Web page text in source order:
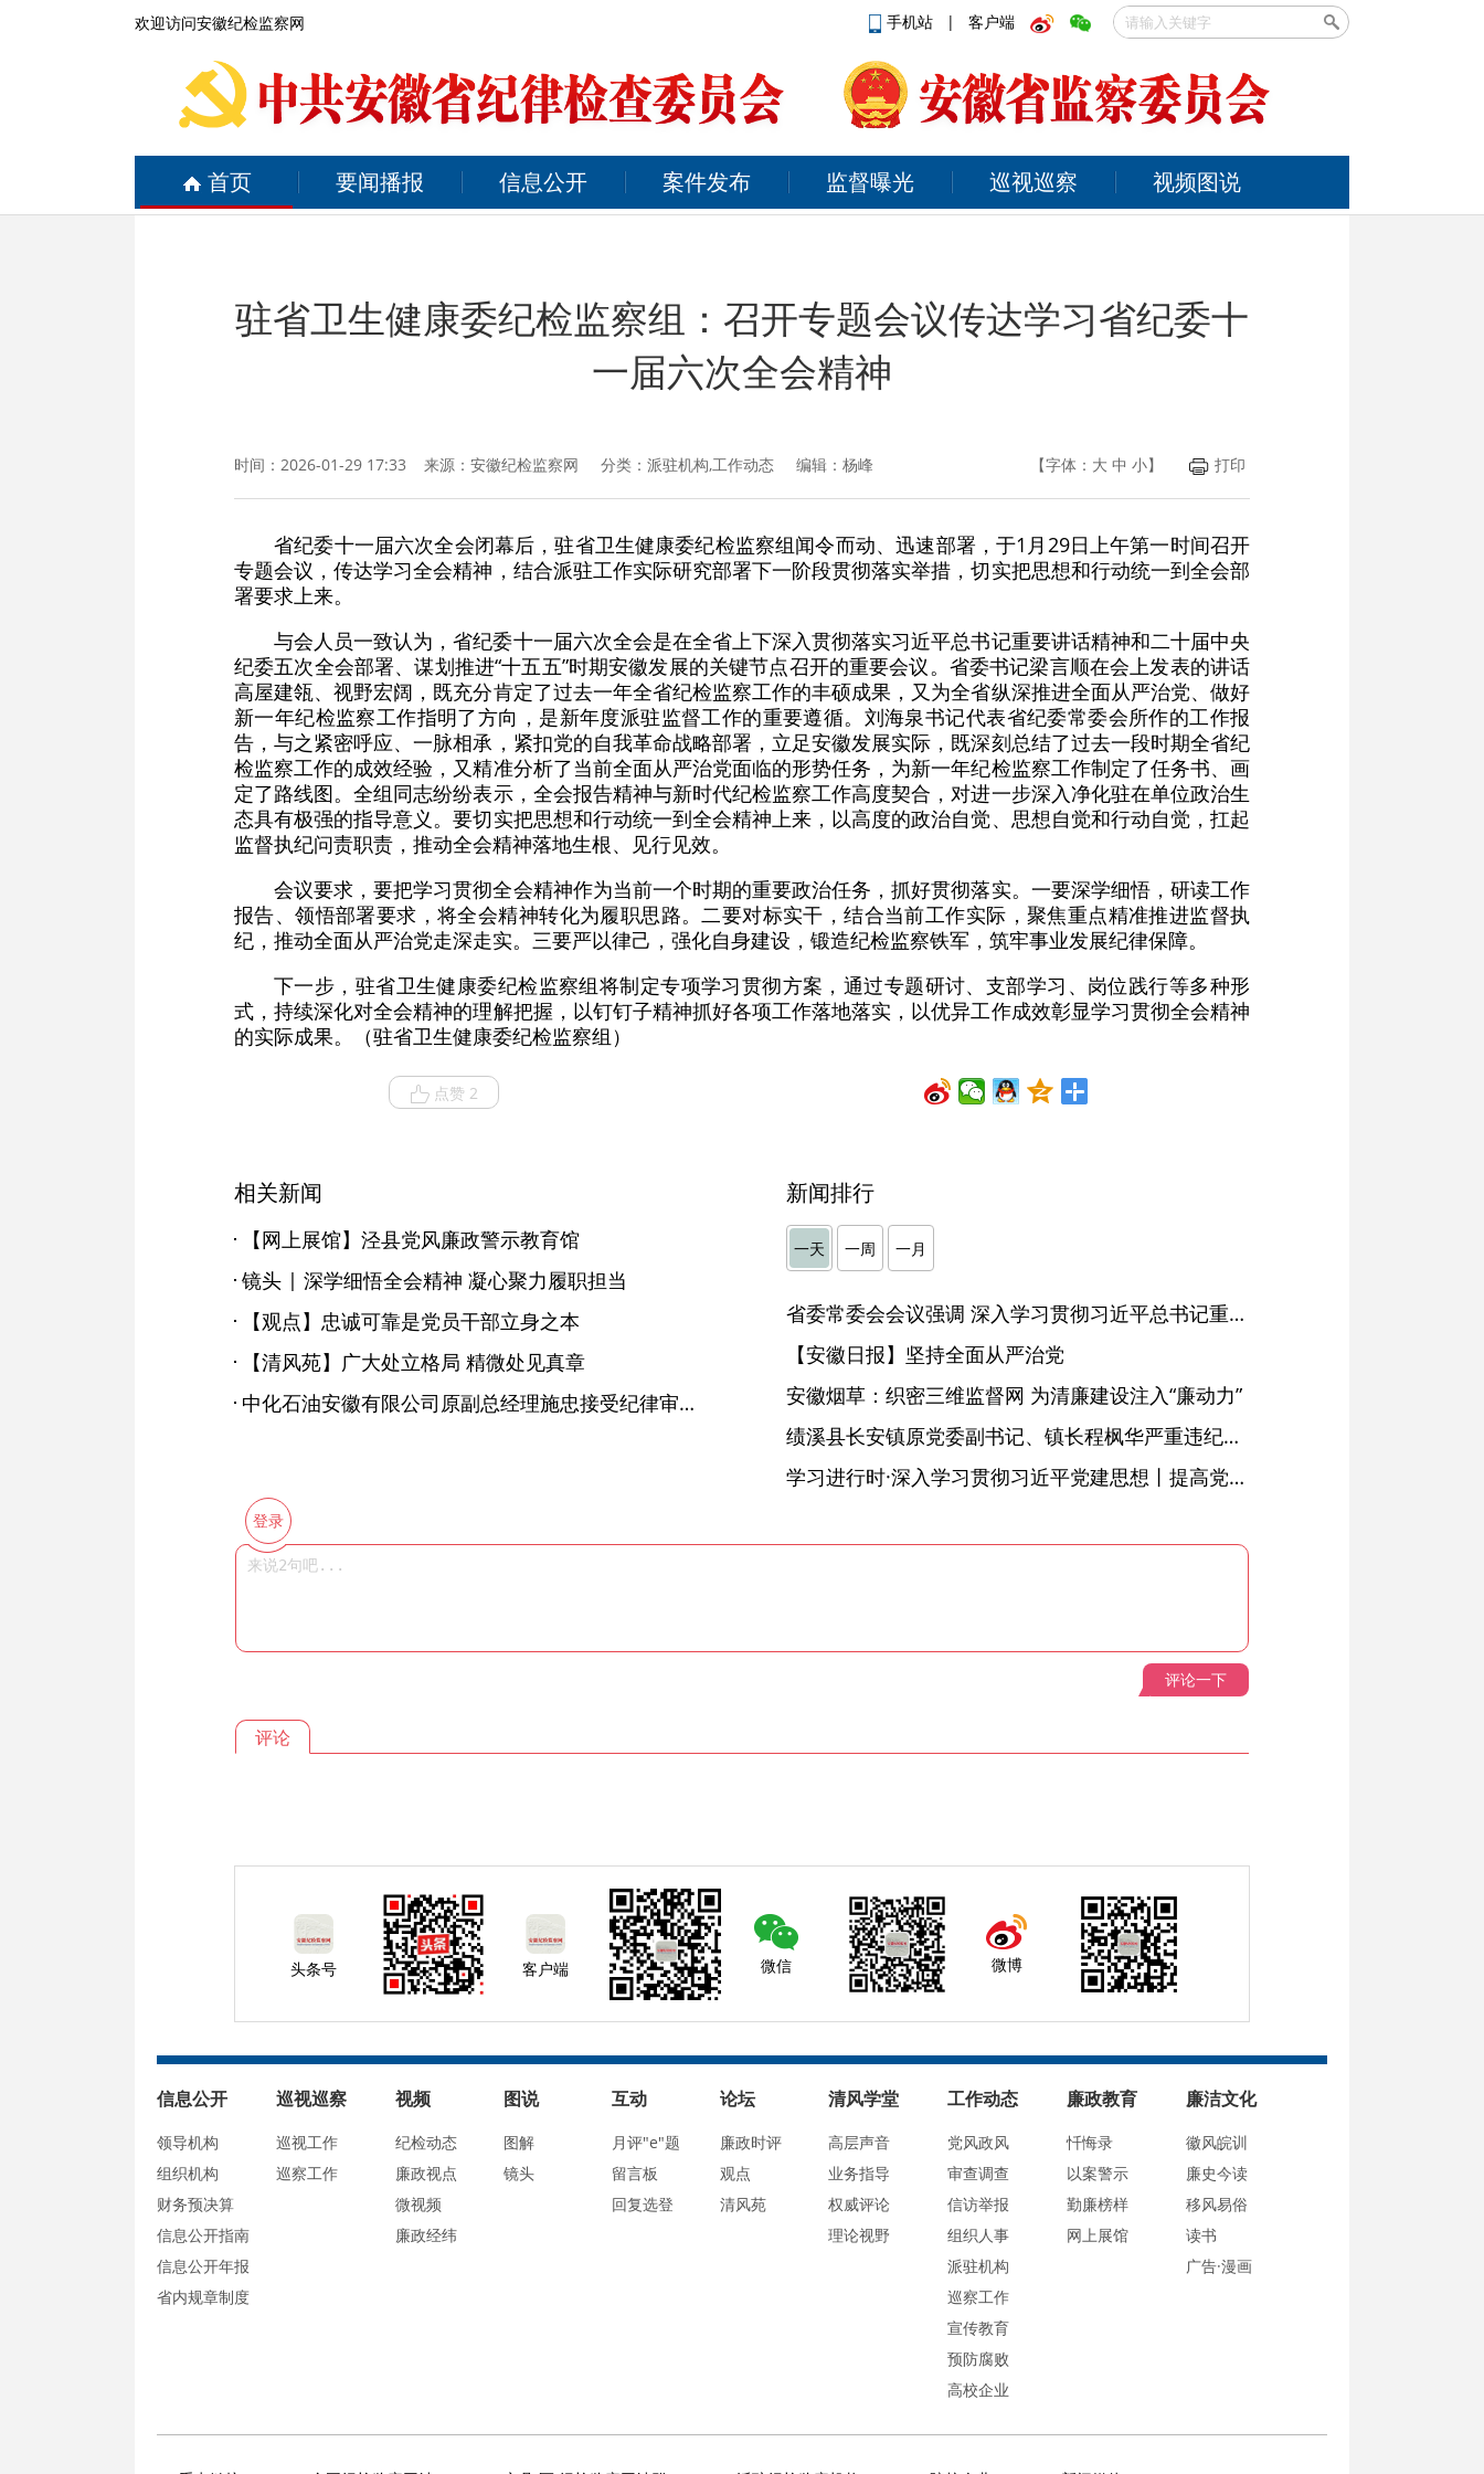
欢迎访问安徽纪检监察网 手机站 | 客户端
首页 要闻播报 信息公开 案件发布 监督曝光 巡视巡察 视频图说
驻省卫生健康委纪检监察组：召开专题会议传达学习省纪委十
一届六次全会精神
时间：2026-01-29 17:33 来源： 安徽纪检监察网 分类：派驻机构,工作动态 编辑：杨峰 【字体： 大 中 小】 打印
省纪委十一届六次全会闭幕后，驻省卫生健康委纪检监察组闻令而动、迅速部署，于1月29日上午第一时间召开
专题会议，传达学习全会精神，结合派驻工作实际研究部署下一阶段贯彻落实举措，切实把思想和行动统一到全会部
署要求上来。
与会人员一致认为，省纪委十一届六次全会是在全省上下深入贯彻落实习近平总书记重要讲话精神和二十届中央
纪委五次全会部署、谋划推进“十五五”时期安徽发展的关键节点召开的重要会议。省委书记梁言顺在会上发表的讲话
高屋建瓴、视野宏阔，既充分肯定了过去一年全省纪检监察工作的丰硕成果，又为全省纵深推进全面从严治党、做好
新一年纪检监察工作指明了方向，是新年度派驻监督工作的重要遵循。刘海泉书记代表省纪委常委会所作的工作报
告，与之紧密呼应、一脉相承，紧扣党的自我革命战略部署，立足安徽发展实际，既深刻总结了过去一段时期全省纪
检监察工作的成效经验，又精准分析了当前全面从严治党面临的形势任务，为新一年纪检监察工作制定了任务书、画
定了路线图。全组同志纷纷表示，全会报告精神与新时代纪检监察工作高度契合，对进一步深入净化驻在单位政治生
态具有极强的指导意义。要切实把思想和行动统一到全会精神上来，以高度的政治自觉、思想自觉和行动自觉，扛起
监督执纪问责职责，推动全会精神落地生根、见行见效。
会议要求，要把学习贯彻全会精神作为当前一个时期的重要政治任务，抓好贯彻落实。一要深学细悟，研读工作
报告、领悟部署要求，将全会精神转化为履职思路。二要对标实干，结合当前工作实际，聚焦重点精准推进监督执
纪，推动全面从严治党走深走实。三要严以律己，强化自身建设，锻造纪检监察铁军，筑牢事业发展纪律保障。
下一步，驻省卫生健康委纪检监察组将制定专项学习贯彻方案，通过专题研讨、支部学习、岗位践行等多种形
式，持续深化对全会精神的理解把握，以钉钉子精神抓好各项工作落地落实，以优异工作成效彰显学习贯彻全会精神
的实际成果。（驻省卫生健康委纪检监察组）
点赞 2
相关新闻
【网上展馆】泾县党风廉政警示教育馆
镜头 | 深学细悟全会精神 凝心聚力履职担当
【观点】忠诚可靠是党员干部立身之本
【清风苑】广大处立格局 精微处见真章
中化石油安徽有限公司原副总经理施忠接受纪律审查和监察调查
新闻排行
一天 一周 一月
省委常委会会议强调 深入学习贯彻习近平总书记重要讲话精神 以高质量党建引领高质量发展 梁言顺主持并讲话
【安徽日报】坚持全面从严治党
安徽烟草：织密三维监督网 为清廉建设注入“廉动力”
绩溪县长安镇原党委副书记、镇长程枫华严重违纪违法被开除党籍和公职
学习进行时·深入学习贯彻习近平党建思想丨提高党的战斗力的法宝
登录
评论一下
评论
头条号 客户端 微信 微博
信息公开
领导机构
组织机构
财务预决算
信息公开指南
信息公开年报
省内规章制度
巡视巡察
巡视工作
巡察工作
视频
纪检动态
廉政视点
微视频
廉政经纬
图说
图解
镜头
互动
月评"e"题
留言板
回复选登
论坛
廉政时评
观点
清风苑
清风学堂
高层声音
业务指导
权威评论
理论视野
工作动态
党风政风
审查调查
信访举报
组织人事
派驻机构
巡察工作
宣传教育
预防腐败
高校企业
廉政教育
忏悔录
以案警示
勤廉榜样
网上展馆
廉洁文化
徽风皖训
廉史今读
移风易俗
读书
广告·漫画